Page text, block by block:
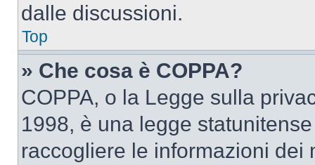
dalle discussioni.
Top
» Che cosa è COPPA?
COPPA, o la Legge sulla
1998, è una legge
raccogliere le informazioni dei